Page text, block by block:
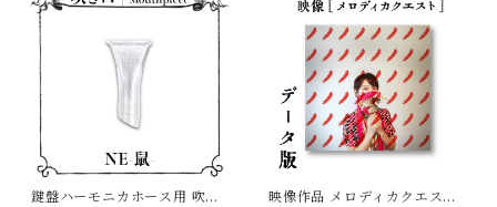
鍵盤ハーモニカホース用 吹き
映像作品 メロディカクエスト